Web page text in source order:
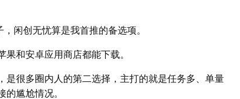
闲创无忧算是我首推的备选项。
和安卓应用商店都能下载。
是很多圈内人的第二选择，主打的就是任务多、单量
的尴尬情况。